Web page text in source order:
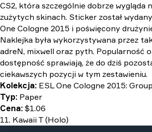
CS2, która szczególnie dobrze wygląda
zużytych skinach. Sticker został
One Cologne 2015 i poświęcony
Naklejka była wykorzystywana przez
adreN, mixwell oraz pyth. Popularność
dostępność sprawiają, że do dziś
ciekawszych pozycji w tym zestawieniu.
Kolekcja: ESL One Cologne 2015:
Typ: Paper
Cena: $1.06
11. Kawaii T (Holo)